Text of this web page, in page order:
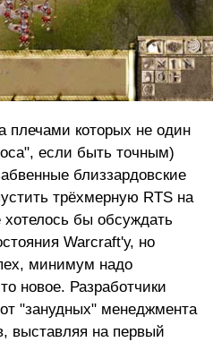
плечами которых не один
если быть точным)
близзардовские
трёхмерную RTS на
бы обсуждать
Warcraft'у, но
минимум надо
новое. Разработчики
"занудных" менеджмента
выставляя на первый